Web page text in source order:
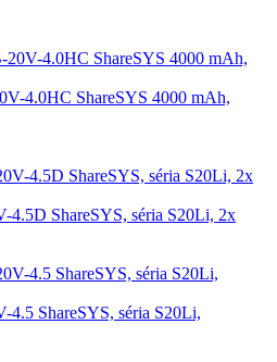
4.0HC ShareSYS 4000 mAh,
4.5D ShareSYS, séria S20Li, 2x
ShareSYS, séria S20Li,